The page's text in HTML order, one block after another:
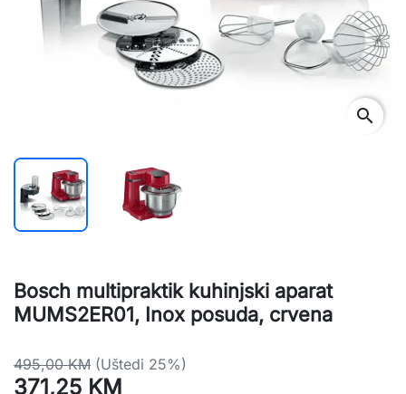
search
Bosch multipraktik kuhinjski aparat
MUMS2ER01, Inox posuda, crvena
495,00 KM (Uštedi 25%)
371,25 KM